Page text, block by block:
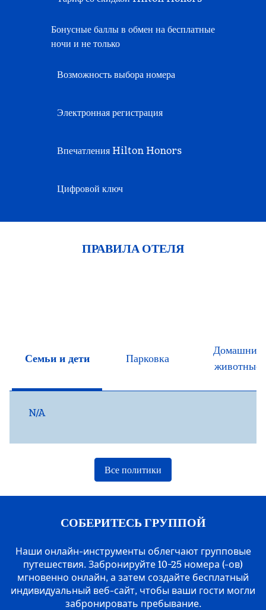
Бонусные баллы в обмен на бесплатные
ночи и не только
Возможность выбора номера
Электронная регистрация
Впечатления Hilton Honors
Цифровой ключ
ПРАВИЛА ОТЕЛЯ
Семьи и дети Парковка
Домашние
животные
N/A
Все политики
СОБЕРИТЕСЬ ГРУППОЙ
Наши онлайн-инструменты облегчают групповые
путешествия. Забронируйте 10−25 номера (-ов)
мгновенно онлайн, а затем создайте бесплатный
индивидуальный веб-сайт, чтобы ваши гости могли
забронировать пребывание.